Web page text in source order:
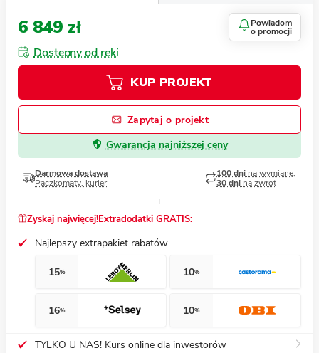
6 849 zł Powiadom
o promocji
Dostępny od ręki
KUP PROJEKT
Zapytaj o projekt
Gwarancja najniższej ceny
Darmowa dostawa
Paczkomaty, kurier
100 dni na wymianę,
30 dni na zwrot
Zyskaj najwięcej!Extradodatki GRATIS:
Najlepszy extrapakiet rabatów
15% 10%
16% 10%
TYLKO U NAS! Kurs online dla inwestorów